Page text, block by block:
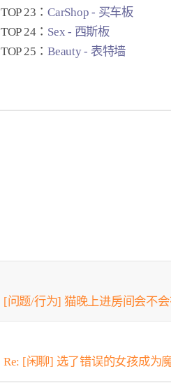
TOP 23：CarShop - 买车板
TOP 24： Sex - 西斯板
TOP 25：Beauty - 表特墙
[问题/行为] 猫晚上进房间会不
Re: [闲聊] 选了错误的女孩成为